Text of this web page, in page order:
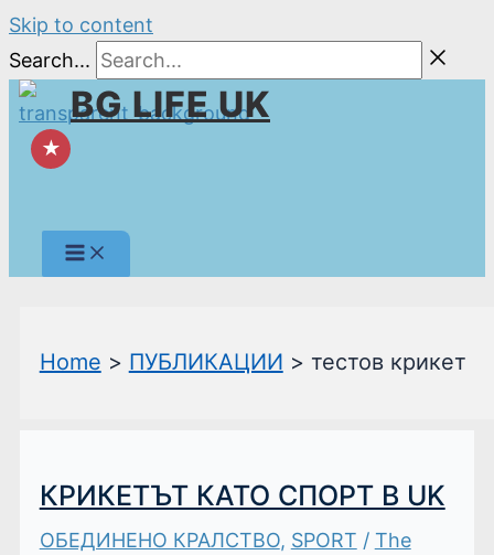
Skip to content
Search...
BG LIFE UK
★
Home ПУБЛИКАЦИИ тестов крикет
КРИКЕТЪТ КАТО СПОРТ В UK
ОБЕДИНЕНО КРАЛСТВО, SPORT / The